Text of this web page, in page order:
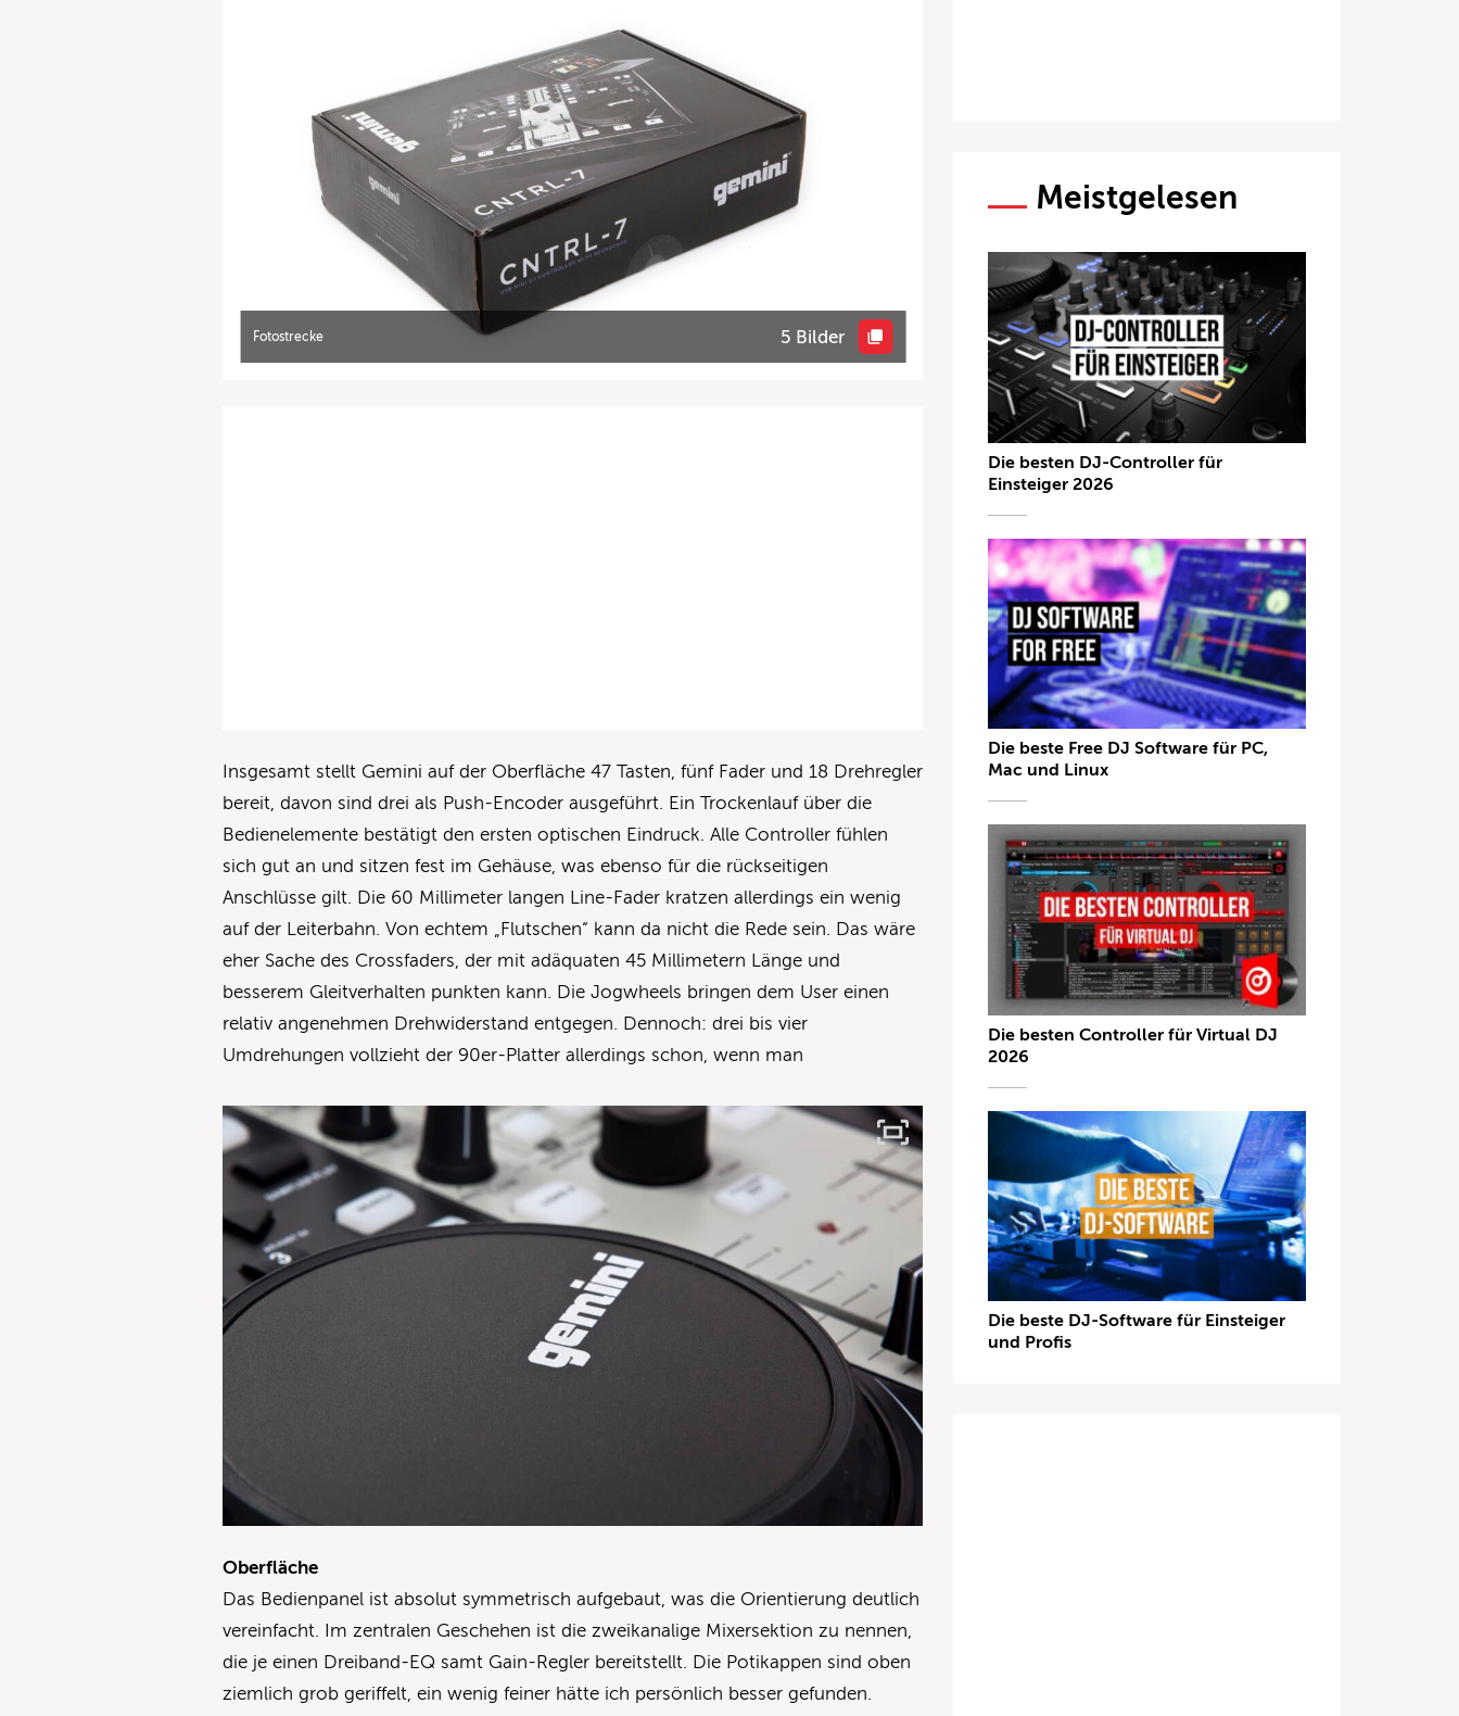
Fotostrecke 5 Bilder
Insgesamt stellt Gemini auf der Oberfläche 47 Tasten, fünf Fader und 18 Drehregler
bereit, davon sind drei als Push-Encoder ausgeführt. Ein Trockenlauf über die
Bedienelemente bestätigt den ersten optischen Eindruck. Alle Controller fühlen
sich gut an und sitzen fest im Gehäuse, was ebenso für die rückseitigen
Anschlüsse gilt. Die 60 Millimeter langen Line-Fader kratzen allerdings ein wenig
auf der Leiterbahn. Von echtem „Flutschen“ kann da nicht die Rede sein. Das wäre
eher Sache des Crossfaders, der mit adäquaten 45 Millimetern Länge und
besserem Gleitverhalten punkten kann. Die Jogwheels bringen dem User einen
relativ angenehmen Drehwiderstand entgegen. Dennoch: drei bis vier
Umdrehungen vollzieht der 90er-Platter allerdings schon, wenn man
Oberfläche
Das Bedienpanel ist absolut symmetrisch aufgebaut, was die Orientierung deutlich
vereinfacht. Im zentralen Geschehen ist die zweikanalige Mixersektion zu nennen,
die je einen Dreiband-EQ samt Gain-Regler bereitstellt. Die Potikappen sind oben
ziemlich grob geriffelt, ein wenig feiner hätte ich persönlich besser gefunden.
Meistgelesen
Die besten DJ-Controller für
Einsteiger 2026
Die beste Free DJ Software für PC,
Mac und Linux
Die besten Controller für Virtual DJ
2026
Die beste DJ-Software für Einsteiger
und Profis